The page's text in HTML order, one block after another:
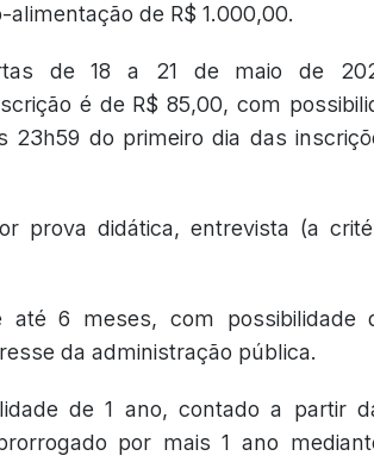
de R$ 1.000,00.
de 18 a 21 de maio de
é de R$ 85,00, com
23h59 do primeiro dia das
prova didática, entrevista (a
6 meses, com possibilidade
da administração pública.
de 1 ano, contado a partir
por mais 1 ano